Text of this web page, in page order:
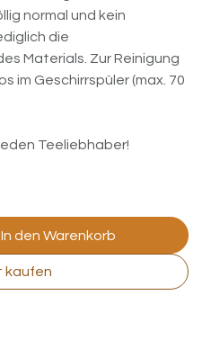
normal und kein
die
Materials. Zur Reinigung
im Geschirrspüler (max. 70
Teeliebhaber!
In den Warenkorb
kaufen